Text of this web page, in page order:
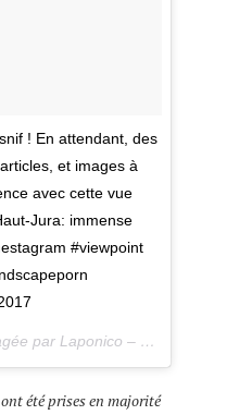
! En attendant, des
et images à
avec cette vue
Jura: immense
#viewpoint
Une publication partagée par Laponico – Lifestyle & Outdoor (@laponico) le
été prises en majorité